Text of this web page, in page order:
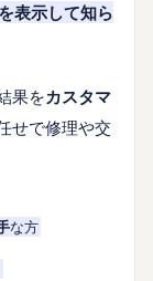
表示して知ら
果をカスタマ
せで修理や交
な方